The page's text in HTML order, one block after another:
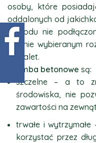
osoby, które
oddalonych od
powodu nie
chętnie wybieranym
ich zalet.
Szamba betonowe są:
szczelne – a to
środowiska, nie
zawartości na
trwałe i
korzystać przez